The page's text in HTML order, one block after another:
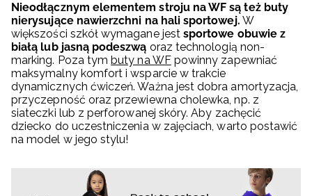
Nieodłącznym elementem stroju na WF są też buty
nierysujące nawierzchni na hali sportowej. W
większości szkół wymagane jest sportowe obuwie z
białą lub jasną podeszwą oraz technologią non-
marking. Poza tym buty na WFpowinny zapewniać
maksymalny komfort i wsparcie w trakcie
dynamicznych ćwiczeń. Ważna jest dobra amortyzacja,
przyczepność oraz przewiewna cholewka, np. z
siateczki lub z perforowanej skóry. Aby zachęcić
dziecko do uczestniczenia w zajęciach, warto postawić
na model w jego stylu!